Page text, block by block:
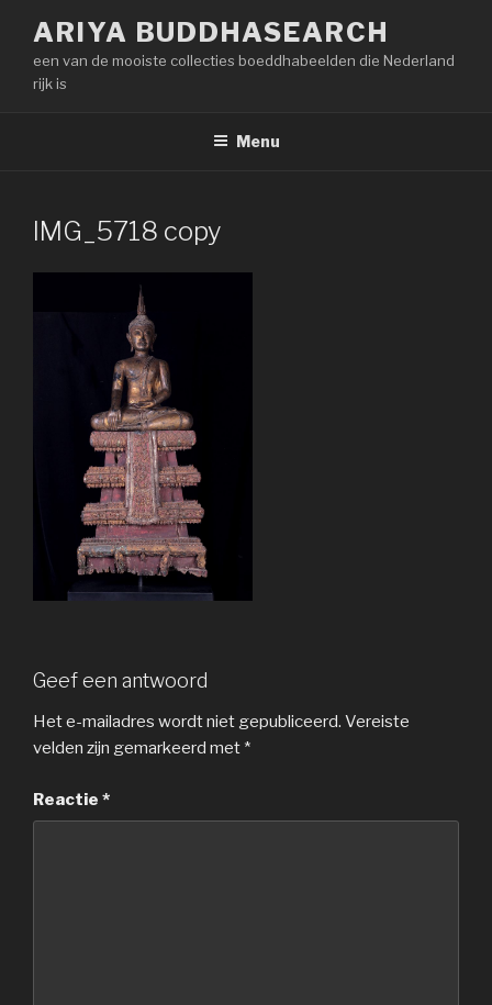
inhoud
springen
ARIYA BUDDHASEARCH
een van de mooiste collecties boeddhabeelden die Nederland
rijk is
Menu
IMG_5718 copy
Geef een antwoord
Het e-mailadres wordt niet gepubliceerd. Vereiste
velden zijn gemarkeerd met *
Reactie *